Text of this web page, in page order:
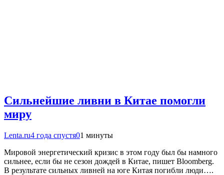
Сильнейшие ливни в Китае помогли
миру
Lenta.ru4 года спустя01 минуты
Мировой энергетический кризис в этом году был бы намного
сильнее, если бы не сезон дождей в Китае, пишет Bloomberg.
В результате сильных ливней на юге Китая погибли люди….